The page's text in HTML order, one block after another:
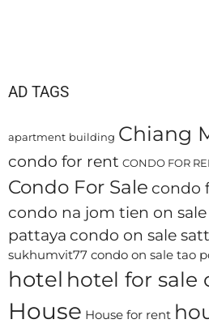
AD TAGS
apartment building Chiang
condo for rent CONDO FOR
Condo For Sale condo
condo na jom tien on sale
pattaya condo on sale
sukhumvit77 condo on sale tao
hotel hotel for sale
House House for rent